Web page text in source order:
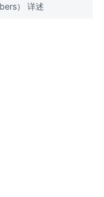
） 详述